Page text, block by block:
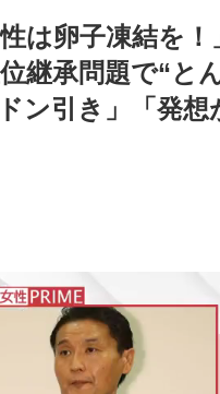
は卵子凍結を
継承問題で“と
ン引き」「発